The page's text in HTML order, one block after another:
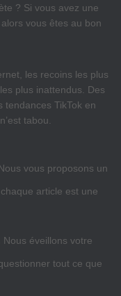
? Si vous avez une
vous êtes au bon
les recoins les plus
plus inattendus. Des
TikTok en
tabou.
vous proposons un
article est une
Nous éveillons votre
tout ce que